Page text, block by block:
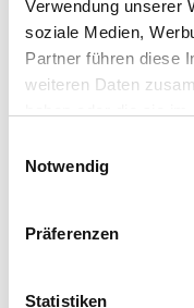
Verwendung unserer
soziale Medien,
Partner führen diese
weiteren Daten
Cookies, wenn Sie
Notwendig
Präferenzen
Statistiken
OG -
Sportplatzweg
96126
OG - Rodach
Wiesenweg
Vogelleite 17